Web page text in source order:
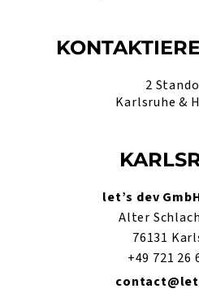
2
Karlsruhe &
let’s dev
Alter
76131
+49 721 26